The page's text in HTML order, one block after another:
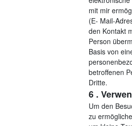
mit mir
(E‐ Mail-
den Kontakt
Person
Basis von
betroffenen
Dritte.
6 .
Um den
zu